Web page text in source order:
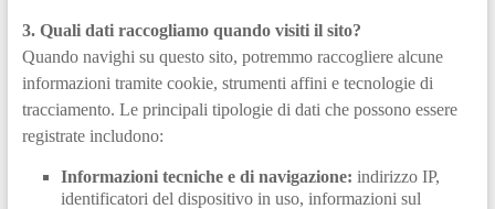
3. Quali dati raccogliamo quando visiti il sito?
Quando navighi su questo sito, potremmo raccogliere alcune
informazioni tramite cookie, strumenti affini e tecnologie di
tracciamento. Le principali tipologie di dati che possono essere
registrate includono:
Informazioni tecniche e di navigazione: indirizzo IP,
identificatori del dispositivo in uso, informazioni sul